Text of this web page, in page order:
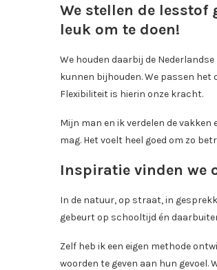
We stellen de lesstof
leuk om te doen!
We houden daarbij de
kunnen bijhouden. We passen
Flexibiliteit is hierin onze kracht.
Mijn man en ik verdelen de
mag. Het voelt heel goed om zo
Inspiratie vinden we
In de natuur, op straat, in
gebeurt op schooltijd én
Zelf heb ik een eigen methode
woorden te geven aan hun gevoel.